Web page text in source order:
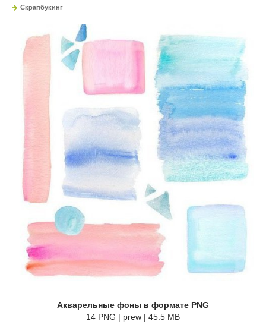
Скрапбукинг
Акварельные фоны в формате PNG
14 PNG | prew | 45.5 MB